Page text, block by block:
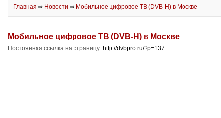
Главная ⇒ Новости ⇒ Мобильное цифровое ТВ (DVB-H) в Москве
Мобильное цифровое ТВ (DVB-H) в Москве
Постоянная ссылка на страницу: http://dvbpro.ru/?p=137